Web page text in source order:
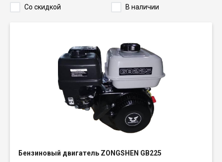
Со скидкой В наличии
Бензиновый двигатель ZONGSHEN GB225